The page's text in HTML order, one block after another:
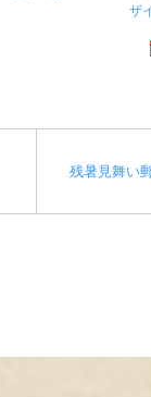
ザ
残暑見舞い